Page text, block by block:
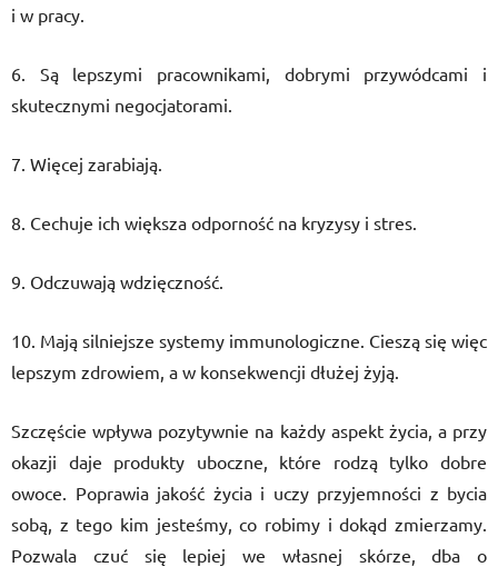
i w pracy.
6. Są lepszymi pracownikami, dobrymi przywódcami i
skutecznymi negocjatorami.
7. Więcej zarabiają.
8. Cechuje ich większa odporność na kryzysy i stres.
9. Odczuwają wdzięczność.
10. Mają silniejsze systemy immunologiczne. Cieszą się więc
lepszym zdrowiem, a w konsekwencji dłużej żyją.
Szczęście wpływa pozytywnie na każdy aspekt życia, a przy
okazji daje produkty uboczne, które rodzą tylko dobre
owoce. Poprawia jakość życia i uczy przyjemności z bycia
sobą, z tego kim jesteśmy, co robimy i dokąd zmierzamy.
Pozwala czuć się lepiej we własnej skórze, dba o